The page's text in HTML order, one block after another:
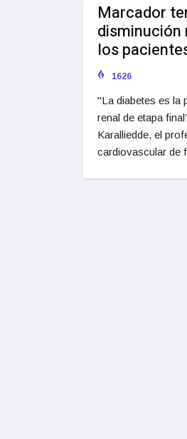
Marcador
disminución
los
1626
"La diabetes es la
renal de etapa
Karalliedde, el
cardiovascular de